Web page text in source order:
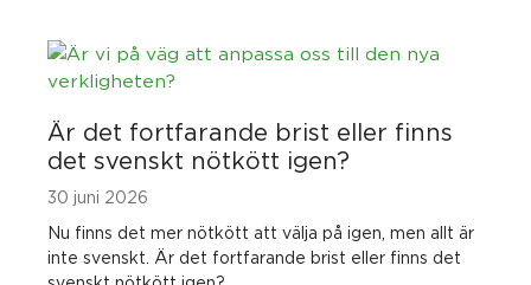
Är det fortfarande brist eller finns
det svenskt nötkött igen?
30 juni 2026
Nu finns det mer nötkött att välja på igen, men allt är
inte svenskt. Är det fortfarande brist eller finns det